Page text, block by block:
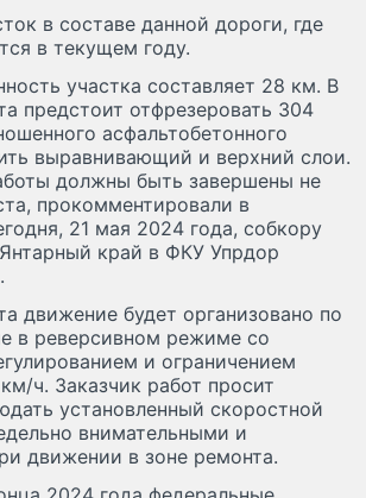
в составе данной дороги, где
в текущем году.
участка составляет 28 км. В
предстоит отфрезеровать 304
асфальтобетонного
выравнивающий и верхний слои.
должны быть завершены не
прокомментировали в
21 мая 2024 года, собкору
край в ФКУ Упрдор
движение будет организовано по
в реверсивном режиме со
и ограничением
ч. Заказчик работ просит
установленный скоростной
внимательными и
движении в зоне ремонта.